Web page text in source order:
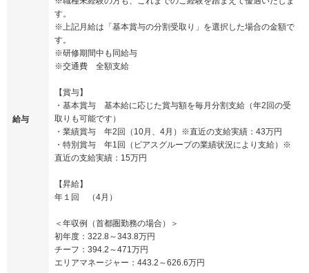
給与
す。
※上記月給は「基本賞与の分割受取り」を選択した場合の金額で
す。
※研修期間中も同給与
※交通費 全額支給
【賞与】
・基本賞与 基本給に応じた賞与額を毎月分割支給（年2回の受
取りも可能です）
・業績賞与 年2回（10月、4月）※直近の支給実績：43万円
・特別賞与 年1回（ピアスグループの業績状況により支給）※
直近の支給実績：15万円
【昇給】
年１回 （4月）
＜年収例（首都圏勤務の場合）＞
初年度：322.8～343.8万円
チーフ：394.2～471万円
エリアマネージャー：443.2～626.6万円